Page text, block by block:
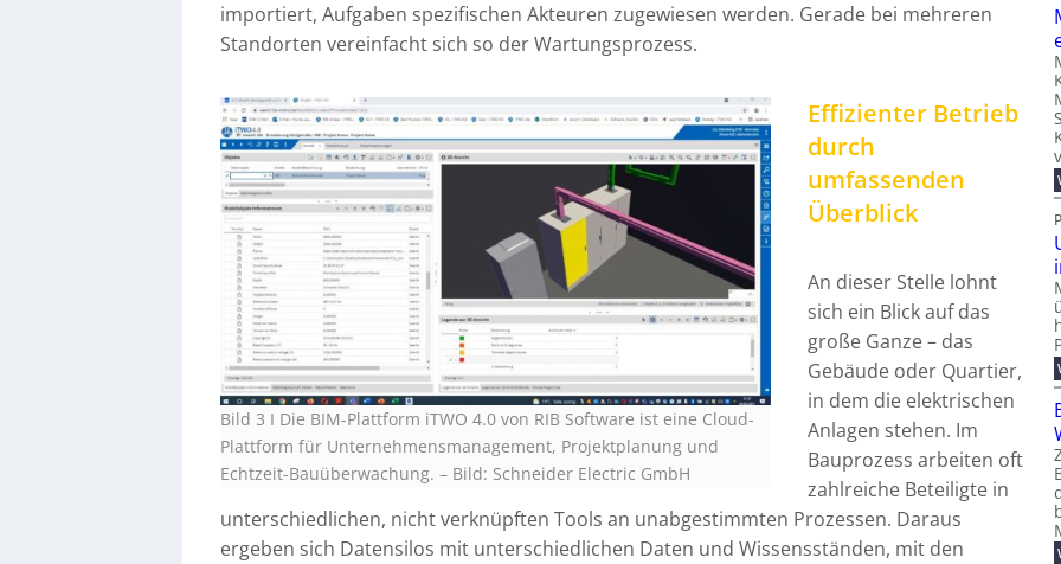
importiert, Aufgaben spezifischen Akteuren zugewiesen werden. Gerade bei mehreren
Standorten vereinfacht sich so der Wartungsprozess.
Bild 3 I Die BIM-Plattform iTWO 4.0 von RIB Software ist eine Cloud-
Plattform für Unternehmensmanagement, Projektplanung und
Echtzeit-Bauüberwachung. – Bild: Schneider Electric GmbH
Effizienter Betrieb
durch
umfassenden
Überblick
An dieser Stelle lohnt
sich ein Blick auf das
große Ganze – das
Gebäude oder Quartier,
in dem die elektrischen
Anlagen stehen. Im
Bauprozess arbeiten oft
zahlreiche Beteiligte in
unterschiedlichen, nicht verknüpften Tools an unabgestimmten Prozessen. Daraus
ergeben sich Datensilos mit unterschiedlichen Daten und Wissensständen, mit den